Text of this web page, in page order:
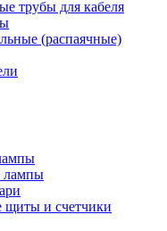
трубы для кабеля
(распаячные)
лампы
щиты и счетчики